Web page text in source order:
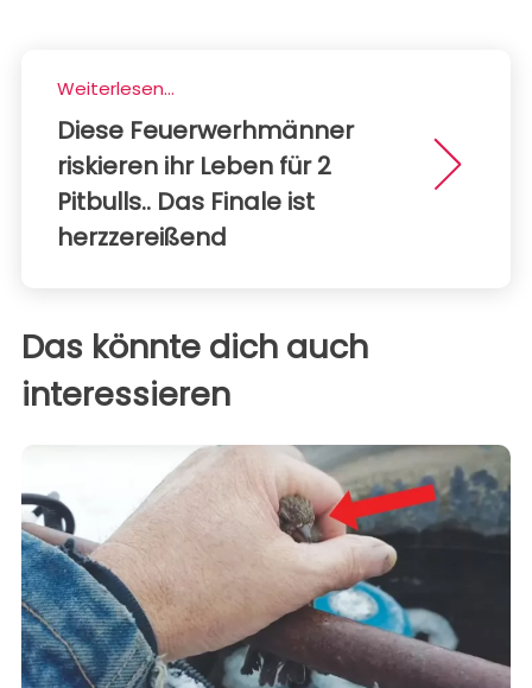
Weiterlesen...
Diese Feuerwerhmänner
riskieren ihr Leben für 2
Pitbulls.. Das Finale ist
herzzereißend
Das könnte dich auch
interessieren